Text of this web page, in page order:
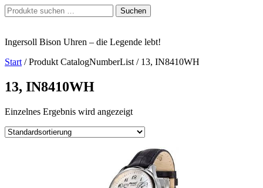
Zum
Inhalt
Suchen
nach:
Suchen
Ingersoll Bison Uhren – die Legende lebt!
Start / Produkt CatalogNumberList / 13, IN8410WH
13, IN8410WH
Einzelnes Ergebnis wird angezeigt